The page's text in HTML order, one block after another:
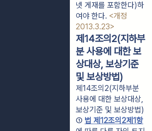
넷 게재를 포함한다)하
여야 한다. <개정
2013.3.23>
제14조의2(지하부
분 사용에 대한 보
상대상, 보상기준
및 보상방법)
제14조의2(지하부분
사용에 대한 보상대상,
보상기준 및 보상방법)
① 법 제12조의2제1항